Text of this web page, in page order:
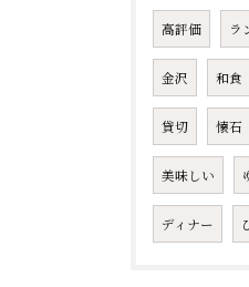
高評価 ラ
金沢 和食
貸切 懐石
美味しい
ディナー